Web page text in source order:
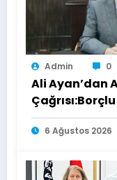
Admin 0
Ali Ayan’dan
Ulaşamıyor
6 Ağustos 2026